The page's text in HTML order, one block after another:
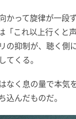
かって旋律が一段
「これ以上行くと
の抑制が、聴く側
てくる。
なく息の量で本気
込んだものだ。